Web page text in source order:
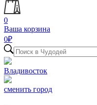
0
Ваша корзина
0₽
Владивосток
сменить город